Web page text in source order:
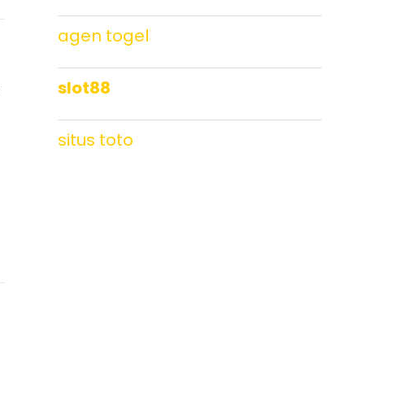
agen togel
slot88
situs toto